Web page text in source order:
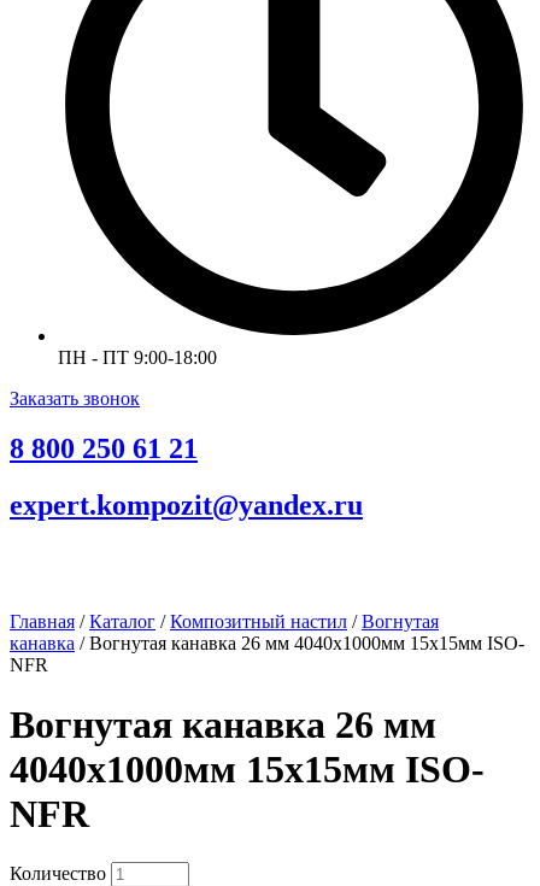
ПН - ПТ 9:00-18:00
Заказать звонок
8 800 250 61 21
expert.kompozit@yandex.ru
Главная /Каталог /Композитный настил /Вогнутая
канавка / Вогнутая канавка 26 мм 4040х1000мм 15х15мм ISO-
NFR
Вогнутая канавка 26 мм
4040х1000мм 15х15мм ISO-
NFR
Количество